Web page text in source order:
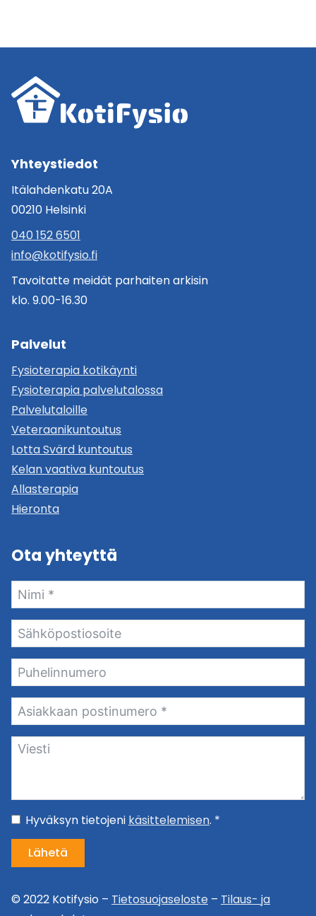
Yhteystiedot
Itälahdenkatu 20A
00210 Helsinki
040 152 6501
info@kotifysio.fi
Tavoitatte meidät parhaiten arkisin
klo. 9.00-16.30
Palvelut
Fysioterapia kotikäynti
Fysioterapia palvelutalossa
Palvelutaloille
Veteraanikuntoutus
Lotta Svärd kuntoutus
Kelan vaativa kuntoutus
Allasterapia
Hieronta
Ota yhteyttä
Hyväksyn tietojeni käsittelemisen. *
Lähetä
© 2022 Kotifysio – Tietosuojaseloste – Tilaus- ja